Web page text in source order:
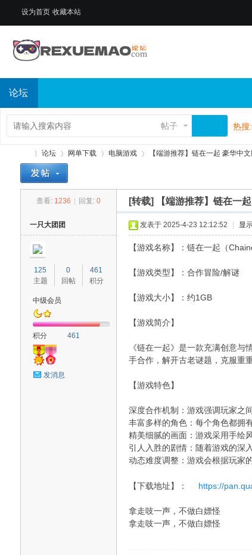
设为首页 收藏本站
论坛
帖子 热搜:
论坛
›
网单下载
›
电脑游戏
›
【端游推荐】链在一起 豪华中
查看: 1236 回复: 0 [转载] 【端游推荐】链在一
一只大团团
125
主题
0
回帖
461
积分
中级会员
积分 461
发消息
发表于 2025-4-23 12:12:52 显
【游戏名称】：链在一起（
【游戏类型】：合作冒险/解谜
【游戏大小】：约1GB
【游戏简介】
《链在一起》是一款充满创意
手合作，解开古老谜题，克服重
【游戏特色】
深度合作机制：游戏强调玩家之
丰富多样的角色：每个角色都拥
精美细腻的画面：游戏采用手绘
引人入胜的剧情：随着游戏的深
动态难度调整：游戏会根据玩家
【下载地址】： https://
拿走吱一声，不做白嫖怪
拿走吱一声，不做白嫖怪